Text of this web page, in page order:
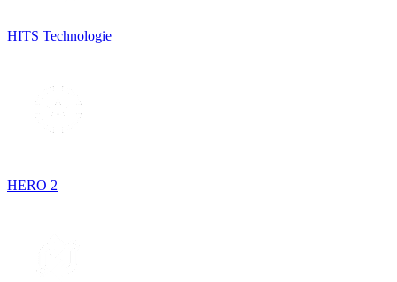
HITS Technologie
HERO 2